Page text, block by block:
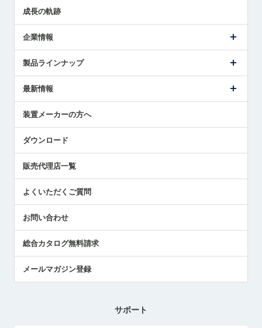
成長の軌跡
企業情報
ごあいさつ
受賞履歴
採用情報
国/地域/言語
製品ラインナップ
ツールセッタ製品
エアマイクロセンサ製品
最新情報
メトロールの技術
社員ブログ
中小企業のBCP地震対策
センサのテクニカルガイド
社長ブログ
装置メーカーの方へ
ダウンロード
販売代理店一覧
よくいただくご質問
お問い合わせ
総合カタログ無料請求
メールマガジン登録
サポート